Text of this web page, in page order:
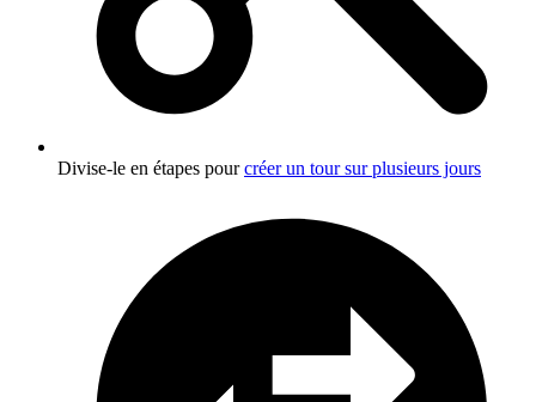
Divise-le en étapes pourcréer un tour sur plusieurs jours